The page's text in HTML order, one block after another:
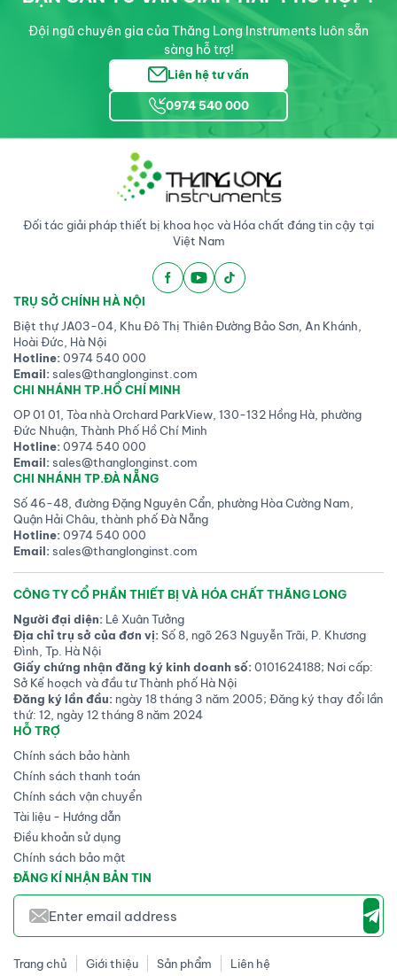
Đội ngũ chuyên gia của Thăng Long Instruments luôn sẵn
sàng hỗ trợ!
Liên hệ tư vấn
0974 540 000
Đối tác giải pháp thiết bị khoa học và Hóa chất đáng tin cậy tại
Việt Nam
TRỤ SỞ CHÍNH HÀ NỘI
Biệt thự JA03-04, Khu Đô Thị Thiên Đường Bảo Sơn, An Khánh,
Hoài Đức, Hà Nội
Hotline:0974 540 000
Email:sales@thanglonginst.com
CHI NHÁNH TP.HỒ CHÍ MINH
OP 01 01, Tòa nhà Orchard ParkView, 130-132 Hồng Hà, phường
Đức Nhuận, Thành Phố Hồ Chí Minh
Hotline:0974 540 000
Email:sales@thanglonginst.com
CHI NHÁNH TP.ĐÀ NẴNG
Số 46-48, đường Đặng Nguyên Cẩn, phường Hòa Cường Nam,
Quận Hải Châu, thành phố Đà Nẵng
Hotline:0974 540 000
Email:sales@thanglonginst.com
CÔNG TY CỔ PHẦN THIẾT BỊ VÀ HÓA CHẤT THĂNG LONG
Người đại diện: Lê Xuân Tưởng
Địa chỉ trụ sở của đơn vị:Số 8, ngõ 263 Nguyễn Trãi, P. Khương
Đình, Tp. Hà Nội
Giấy chứng nhận đăng ký kinh doanh số:0101624188; Nơi cấp:
Sở Kế hoạch và đầu tư Thành phố Hà Nội
Đăng ký lần đầu: ngày 18 tháng 3 năm 2005; Đăng ký thay đổi lần
thứ: 12, ngày 12 tháng 8 năm 2024
HỖ TRỢ
Chính sách bảo hành
Chính sách thanh toán
Chính sách vận chuyển
Tài liệu - Hướng dẫn
Điều khoản sử dụng
Chính sách bảo mật
ĐĂNG KÍ NHẬN BẢN TIN
Trang chủ Giới thiệu Sản phẩm Liên hệ